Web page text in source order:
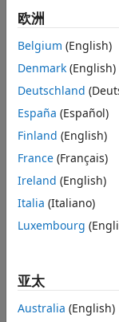
命名空
间：
超类：
超类：
示例
版本历史记录
欧洲
Belgium (English)
Denmark (English)
Deutschland
España (Español)
Finland (English)
France (Français)
Ireland (English)
Italia (Italiano)
Luxembourg
亚太
Australia (English)